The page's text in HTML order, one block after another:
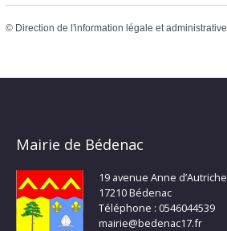
© Direction de l'information légale et administrative
Mairie de Bédenac
19 avenue Anne d’Autriche
17210 Bédenac
Téléphone : 0546044539
mairie@bedenac17.fr